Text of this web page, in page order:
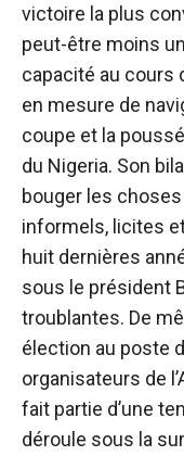
victoire la plus
peut-être moins
capacité au cours
en mesure de
coupe et la
du Nigeria. Son
bouger les
informels, licites
huit dernières
sous le président
troublantes. De
élection au poste
organisateurs de
fait partie d’une
déroule sous la